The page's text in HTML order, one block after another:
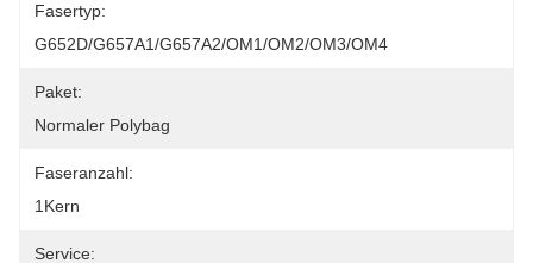
Fasertyp:
G652D/G657A1/G657A2/OM1/OM2/OM3/OM4
Paket:
Normaler Polybag
Faseranzahl:
1Kern
Service: